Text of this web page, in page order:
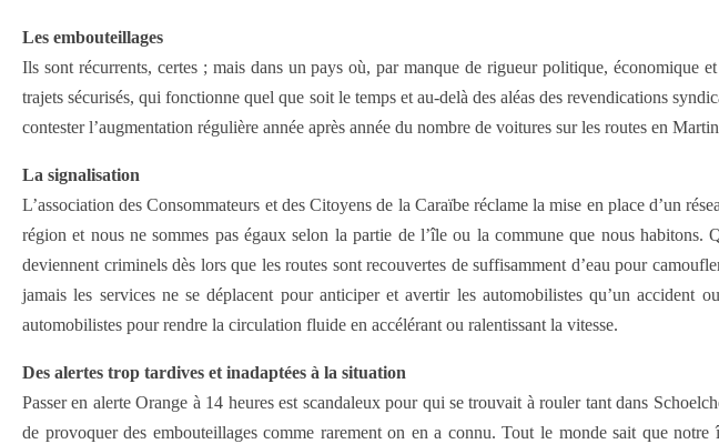
Les embouteillages
Ils sont récurrents, certes ; mais dans un pays où, par manque de rigueur politique, économique
trajets sécurisés, qui fonctionne quel que soit le temps et au-delà des aléas des revendications
contester l’augmentation régulière année après année du nombre de voitures sur les routes en
La signalisation
L’association des Consommateurs et des Citoyens de la Caraïbe réclame la mise en place d’un
région et nous ne sommes pas égaux selon la partie de l’île ou la commune que nous
deviennent criminels dès lors que les routes sont recouvertes de suffisamment d’eau pour
jamais les services ne se déplacent pour anticiper et avertir les automobilistes qu’un
automobilistes pour rendre la circulation fluide en accélérant ou ralentissant la vitesse.
Des alertes trop tardives et inadaptées à la situation
Passer en alerte Orange à 14 heures est scandaleux pour qui se trouvait à rouler tant dans
de provoquer des embouteillages comme rarement on en a connu. Tout le monde sait que